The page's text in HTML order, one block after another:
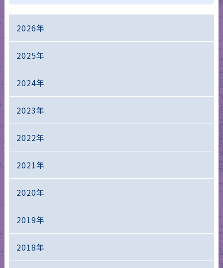
2026年
2025年
2024年
2023年
2022年
2021年
2020年
2019年
2018年